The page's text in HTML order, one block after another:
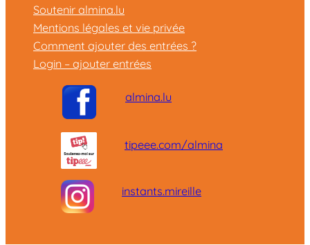
Soutenir almina.lu
Mentions légales et vie privée
Comment ajouter des entrées ?
Login – ajouter entrées
almina.lu
tipeee.com/almina
instants.mireille